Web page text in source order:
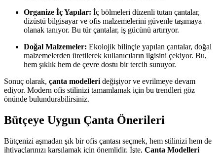
Organize İç Yapılar: İç bölmeleri düzenli tutan çantalar,
dizüstü bilgisayar ve ofis malzemelerini güvenle taşımaya
olanak tanıyor. Bu tür çantalar, iş gücünü artırıyor.
Doğal Malzemeler: Ekolojik bilinçle yapılan çantalar, doğal
malzemelerden üretilerek kullanıcıların ilgisini çekiyor. Bu,
hem şıklık hem de çevre dostu bir tercih sunuyor.
Sonuç olarak, çanta modelleri değişiyor ve evrilmeye devam
ediyor. Modern ofis stilinizi tamamlamak için bu trendleri göz
önünde bulundurabilirsiniz.
Bütçeye Uygun Çanta Önerileri
Bütçenizi aşmadan şık bir ofis çantası seçmek, hem stilinizi hem de
ihtiyaçlarınızı karşılamak için önemlidir. İşte, Çanta Modelleri